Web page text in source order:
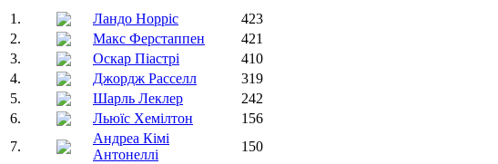
1. Ландо Норріс
423
2.
Макс Ферстаппен
421
3.
Оскар Піастрі
410
4.
Джордж Расселл
319
5.
Шарль Леклер
242
6.
Льюїс Хемілтон
156
7.
Андреа Кімі
Антонеллі
150